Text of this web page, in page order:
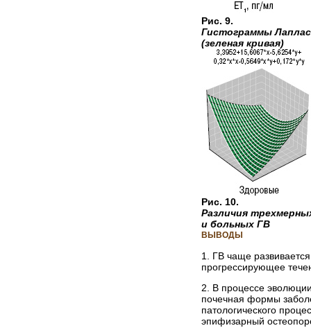
Рис. 9.
Гистограммы
(зеленая кривая)
Рис. 10.
Различия
и больных ГВ
ВЫВОДЫ
1. ГВ чаще
прогрессирующее
2. В процессе
почечная формы
патологического
эпифизарный